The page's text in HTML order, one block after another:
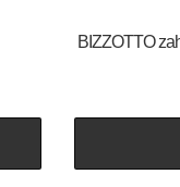
BIZZOTTO